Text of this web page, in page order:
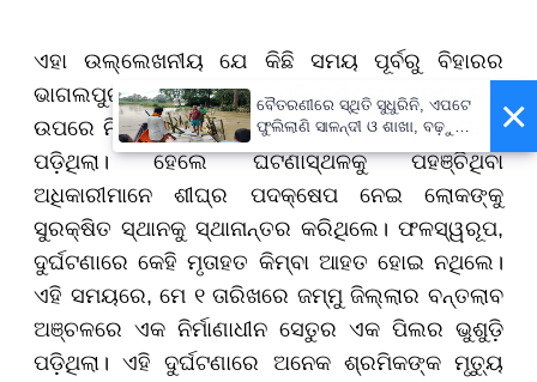
ଏହା ଉଲ୍ଲେଖନୀୟ ଯେ କିଛି ସମୟ ପୂର୍ବରୁ ବିହାରର
ଭାଗଲପୁରରେ ଏକ ପୋଲ ଭୁଶୁଡ଼ି ପଡ଼ିଥିଲା। ଗଙ୍ଗା ନଦୀ
ଉପରେ ନିର୍ମିତ ପୋଲର ଏକ ଅଂଶ ହଠାତ୍ ଭାଙ୍ଗି ନଦୀରେ
ପଡ଼ିଥିଲା। ହେଲେ ଘଟଣାସ୍ଥଳକୁ ପହଞ୍ଚିଥିବା
ଅଧିକାରୀମାନେ ଶୀଘ୍ର ପଦକ୍ଷେପ ନେଇ ଲୋକଙ୍କୁ
ସୁରକ୍ଷିତ ସ୍ଥାନକୁ ସ୍ଥାନାନ୍ତର କରିଥିଲେ। ଫଳସ୍ୱରୂପ,
ଦୁର୍ଘଟଣାରେ କେହି ମୃତାହତ କିମ୍ବା ଆହତ ହୋଇ ନଥିଲେ।
ଏହି ସମୟରେ, ମେ ୧ ତାରିଖରେ ଜମ୍ମୁ ଜିଲ୍ଲାର ବନ୍ତଲାବ
ଅଞ୍ଚଳରେ ଏକ ନିର୍ମାଣାଧୀନ ସେତୁର ଏକ ପିଲର ଭୁଶୁଡ଼ି
ପଡ଼ିଥିଲା। ଏହି ଦୁର୍ଘଟଣାରେ ଅନେକ ଶ୍ରମିକଙ୍କ ମୃତ୍ୟୁ
×
ବୈତରଣୀରେ ସ୍ଥିତି ସୁଧୁରିନି, ଏପଟେ
ଫୁଲିଲାଣି ସାଳନ୍ଦୀ ଓ ଶାଖା, ବଢ଼ୁଛି